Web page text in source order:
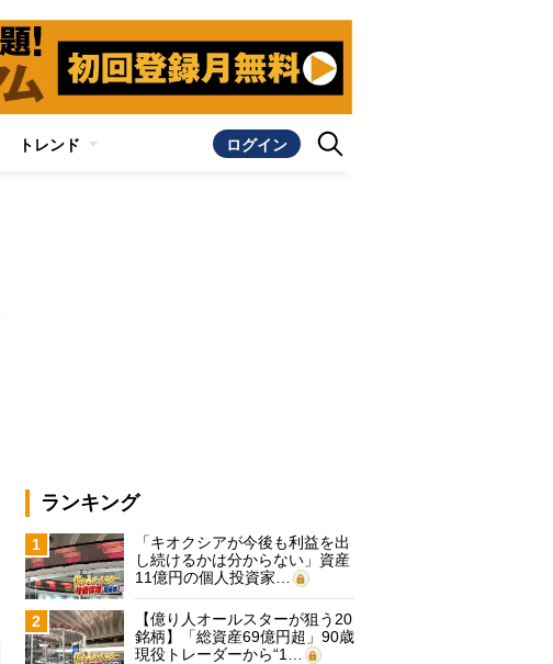
トレンド ログイン
ランキング
1
「キオクシアが今後も利益を出
し続けるかは分からない」資産
11億円の個人投資家…
2
【億り人オールスターが狙う20
銘柄】「総資産69億円超」90歳
現役トレーダーから“1…